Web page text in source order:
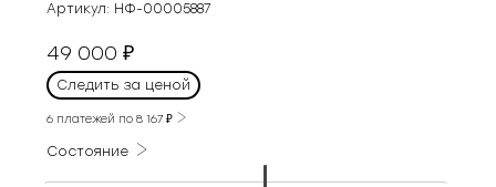
Артикул: НФ-00005887
49 000₽
Следить за ценой
6 платежей по8 167₽
Состояние